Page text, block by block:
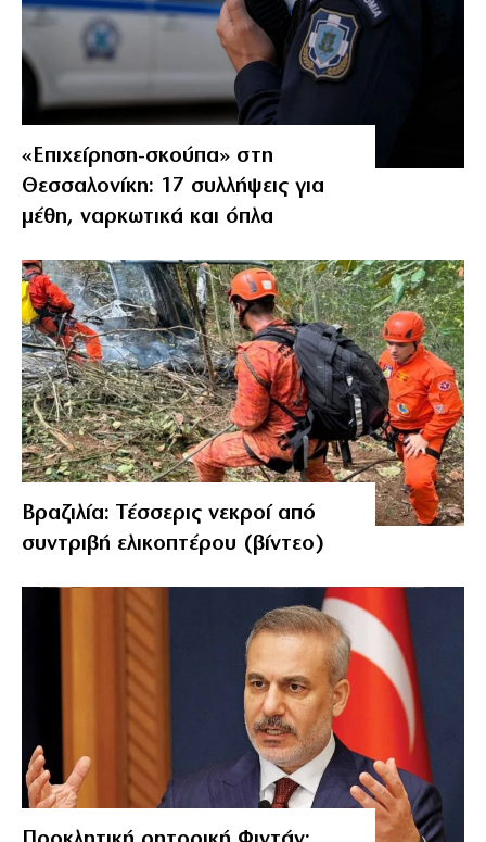
«Επιχείρηση-σκούπα» στη
Θεσσαλονίκη: 17 συλλήψεις για
μέθη, ναρκωτικά και όπλα
Βραζιλία: Τέσσερις νεκροί από
συντριβή ελικοπτέρου (βίντεο)